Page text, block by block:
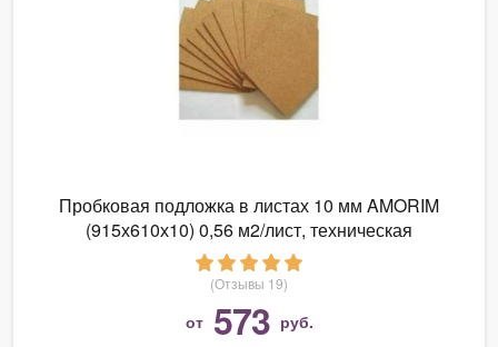
Пробковая подложка в листах 10 мм AMORIM
(915х610х10) 0,56 м2/лист, техническая
мелкозернистая
(Отзывы 19)
от 573 руб.